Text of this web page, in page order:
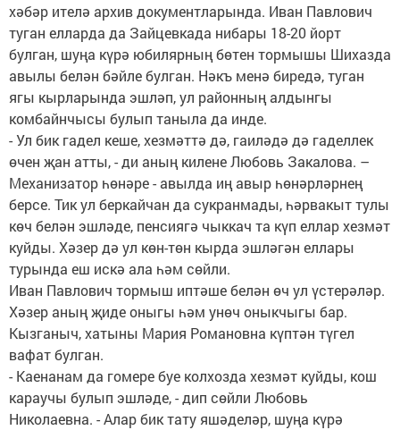
хәбәр ителә архив документларында. Иван Павлович
туган елларда да Зайцевкада нибары 18-20 йорт
булган, шуңа күрә юбилярның бөтен тормышы Шихазда
авылы белән бәйле булган. Нәкъ менә биредә, туган
ягы кырларында эшләп, ул районның алдынгы
комбайнчысы булып таныла да инде.
- Ул бик гадел кеше, хезмәттә дә, гаиләдә дә гаделлек
өчен җан атты, - ди аның килене Любовь Закалова. –
Механизатор һөнәре - авылда иң авыр һөнәрләрнең
берсе. Тик ул беркайчан да сукранмады, һәрвакыт тулы
көч белән эшләде, пенсиягә чыккач та күп еллар хезмәт
куйды. Хәзер дә ул көн-төн кырда эшләгән еллары
турында еш искә ала һәм сөйли.
Иван Павлович тормыш иптәше белән өч ул үстерәләр.
Хәзер аның җиде оныгы һәм унөч оныкчыгы бар.
Кызганыч, хатыны Мария Романовна күптән түгел
вафат булган.
- Каенанам да гомере буе колхозда хезмәт куйды, кош
караучы булып эшләде, - дип сөйли Любовь
Николаевна. - Алар бик тату яшәделәр, шуңа күрә